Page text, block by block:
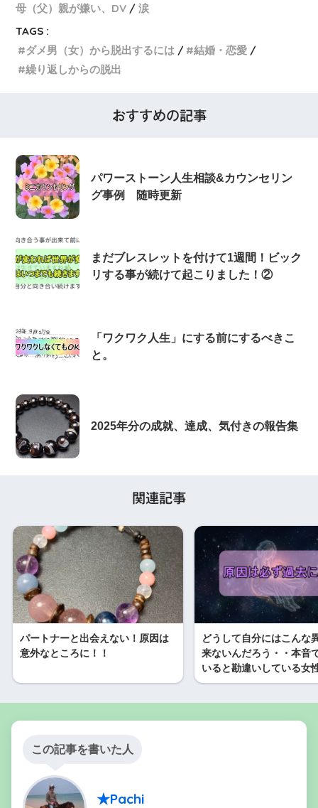
母（父）親が嫌い、DV
涙
TAGS :
ダメ男（女）から脱出するには
結婚・恋愛
繰り返しからの脱出
おすすめの記事
パワーストーン人生相談&カウンセリン
グ事例 随時更新
まだブレスレットを付けて1週間！ビック
リする事が続けて起こりました！②
「ワクワク人生」にする前にするべきこ
と。
2025年分の成就、達成、気付きの報告集
関連記事
パートナーと出会えない！原因は
意外なところに！！
どうして自分にはこんな
来ないんだろう・・本音
いると勘違いしている女
この記事を書いた人
★Pachi